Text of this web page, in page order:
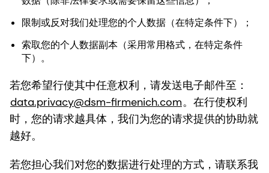
限制或反对我们处理您的个人数据（在特定条件下）；
索取您的个人数据副本（采用常用格式，在特定条件
下）。
若您希望行使其中任意权利，请发送电子邮件至：
data.privacy@dsm-firmenich.com。在行使权利
时，您的请求越具体，我们为您的请求提供的协助就
越好。
若您担心我们对您的数据进行处理的方式，请联系我